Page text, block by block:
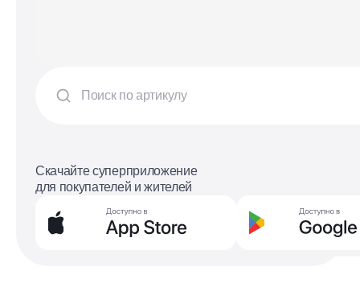
Скачайте суперприложение
для покупателей и жителей